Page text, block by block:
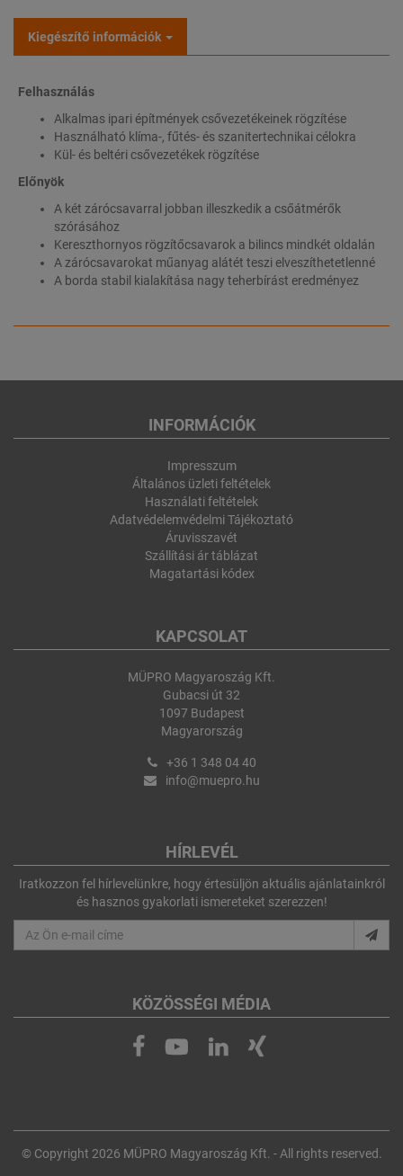
Kiegészítő információk
Felhasználás
Alkalmas ipari építmények csővezetékeinek rögzítése
Használható klíma-, fűtés- és szanitertechnikai célokra
Kül- és beltéri csővezetékek rögzítése
Előnyök
A két zárócsavarral jobban illeszkedik a csőátmérők
szórásához
Kereszthornyos rögzítőcsavarok a bilincs mindkét oldalán
A zárócsavarokat műanyag alátét teszi elveszíthetetlenné
A borda stabil kialakítása nagy teherbírást eredményez
INFORMÁCIÓK
Impresszum
Általános üzleti feltételek
Használati feltételek
Adatvédelemvédelmi Tájékoztató
Áruvisszavét
Szállítási ár táblázat
Magatartási kódex
KAPCSOLAT
MÜPRO Magyaroszág Kft.
Gubacsi út 32
1097 Budapest
Magyarország
+36 1 348 04 40
info@muepro.hu
HÍRLEVÉL
Iratkozzon fel hírlevelünkre, hogy értesüljön aktuális ajánlatainkról
és hasznos gyakorlati ismereteket szerezzen!
KÖZÖSSÉGI MÉDIA
© Copyright 2026 MÜPRO Magyaroszág Kft. - All rights reserved.